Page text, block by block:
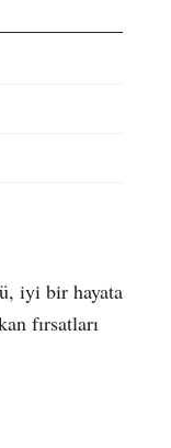
iyi bir hayata
fırsatları